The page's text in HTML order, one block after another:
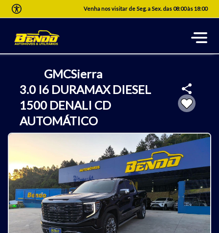
Venha nos visitar de Seg. a Sex. das 08:00 às 18:00
GMCSierra
3.0 I6 DURAMAX DIESEL
1500 DENALI CD
AUTOMÁTICO